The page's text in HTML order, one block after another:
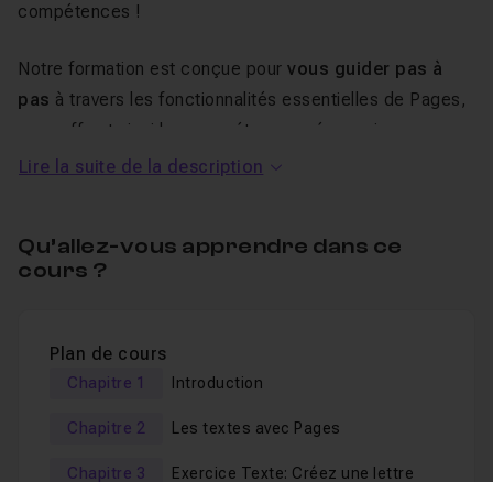
compétences !
Notre formation est conçue pour vous guider pas à
pas à travers les fonctionnalités essentielles de Pages,
vous offrant ainsi les compétences nécessaires pour
créer des documents professionnels de manière
en passant par l'ajout de textes et d'images, jusqu'à la
finalisation de votre document.
Au programme de cette
formation Pages
Lire la suite de la description
Qu’allez-vous apprendre dans ce
cours ?
Plan de cours
Chapitre 1 Introduction
Chapitre 2 Les textes avec Pages
Chapitre 3 Exercice Texte: Créez une lettre